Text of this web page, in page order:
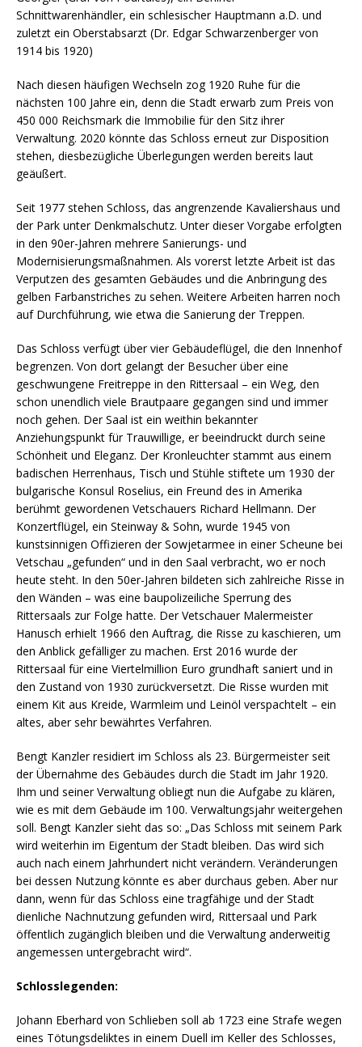
Schnittwarenhändler, ein schlesischer Hauptmann a.D. und
zuletzt ein Oberstabsarzt (Dr. Edgar Schwarzenberger von
1914 bis 1920)
Nach diesen häufigen Wechseln zog 1920 Ruhe für die
nächsten 100 Jahre ein, denn die Stadt erwarb zum Preis von
450 000 Reichsmark die Immobilie für den Sitz ihrer
Verwaltung. 2020 könnte das Schloss erneut zur Disposition
stehen, diesbezügliche Überlegungen werden bereits laut
geäußert.
Seit 1977 stehen Schloss, das angrenzende Kavaliershaus und
der Park unter Denkmalschutz. Unter dieser Vorgabe erfolgten
in den 90er-Jahren mehrere Sanierungs- und
Modernisierungsmaßnahmen. Als vorerst letzte Arbeit ist das
Verputzen des gesamten Gebäudes und die Anbringung des
gelben Farbanstriches zu sehen. Weitere Arbeiten harren noch
auf Durchführung, wie etwa die Sanierung der Treppen.
Das Schloss verfügt über vier Gebäudeflügel, die den Innenhof
begrenzen. Von dort gelangt der Besucher über eine
geschwungene Freitreppe in den Rittersaal – ein Weg, den
schon unendlich viele Brautpaare gegangen sind und immer
noch gehen. Der Saal ist ein weithin bekannter
Anziehungspunkt für Trauwillige, er beeindruckt durch seine
Schönheit und Eleganz. Der Kronleuchter stammt aus einem
badischen Herrenhaus, Tisch und Stühle stiftete um 1930 der
bulgarische Konsul Roselius, ein Freund des in Amerika
berühmt gewordenen Vetschauers Richard Hellmann. Der
Konzertflügel, ein Steinway & Sohn, wurde 1945 von
kunstsinnigen Offizieren der Sowjetarmee in einer Scheune bei
Vetschau „gefunden“ und in den Saal verbracht, wo er noch
heute steht. In den 50er-Jahren bildeten sich zahlreiche Risse in
den Wänden – was eine baupolizeiliche Sperrung des
Rittersaals zur Folge hatte. Der Vetschauer Malermeister
Hanusch erhielt 1966 den Auftrag, die Risse zu kaschieren, um
den Anblick gefälliger zu machen. Erst 2016 wurde der
Rittersaal für eine Viertelmillion Euro grundhaft saniert und in
den Zustand von 1930 zurückversetzt. Die Risse wurden mit
einem Kit aus Kreide, Warmleim und Leinöl verspachtelt – ein
altes, aber sehr bewährtes Verfahren.
Bengt Kanzler residiert im Schloss als 23. Bürgermeister seit
der Übernahme des Gebäudes durch die Stadt im Jahr 1920.
Ihm und seiner Verwaltung obliegt nun die Aufgabe zu klären,
wie es mit dem Gebäude im 100. Verwaltungsjahr weitergehen
soll. Bengt Kanzler sieht das so: „Das Schloss mit seinem Park
wird weiterhin im Eigentum der Stadt bleiben. Das wird sich
auch nach einem Jahrhundert nicht verändern. Veränderungen
bei dessen Nutzung könnte es aber durchaus geben. Aber nur
dann, wenn für das Schloss eine tragfähige und der Stadt
dienliche Nachnutzung gefunden wird, Rittersaal und Park
öffentlich zugänglich bleiben und die Verwaltung anderweitig
angemessen untergebracht wird“.
Schlosslegenden:
Johann Eberhard von Schlieben soll ab 1723 eine Strafe wegen
eines Tötungsdeliktes in einem Duell im Keller des Schlosses,